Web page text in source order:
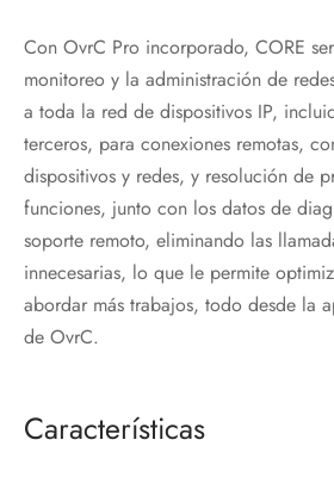
Con OvrC Pro incorporado, CORE
monitoreo y la administración de
a toda la red de dispositivos IP,
terceros, para conexiones remotas,
dispositivos y redes, y resolución de
funciones, junto con los datos de
soporte remoto, eliminando las
innecesarias, lo que le permite
abordar más trabajos, todo desde la
de OvrC.
Características